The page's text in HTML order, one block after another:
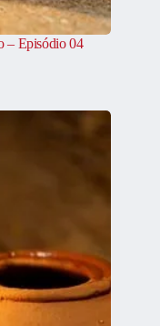
– Episódio 04